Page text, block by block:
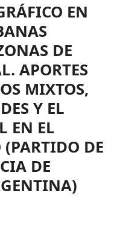
EN
DE
APORTES
MIXTOS,
Y EL
EN EL
(PARTIDO DE
DE